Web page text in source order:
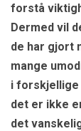
forstå
Dermed vil
de har gjort
mange
i forskjellige
det er ikke
det